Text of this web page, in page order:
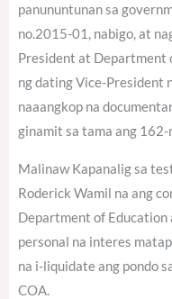
panununtunan sa
no.2015-01, nabigo, at
President at Department
ng dating Vice-President
naaangkop na
ginamit sa tama ang
Malinaw Kapanalig sa
Roderick Wamil na ang
Department of
personal na interes
na i-liquidate ang pondo
COA.